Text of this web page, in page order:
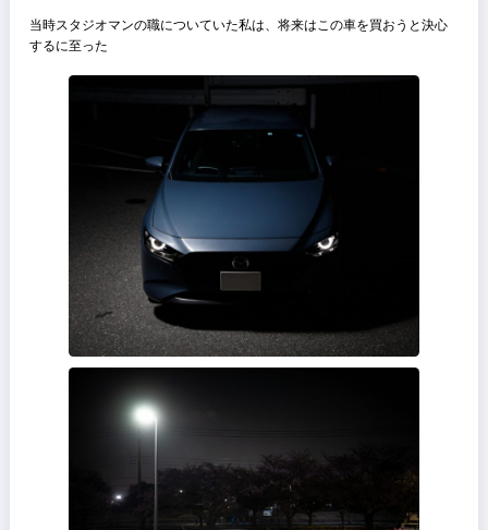
ホイールやミラー、ヘッドライト等は異なるものの、そのスタイルは
2017年のモーターショーで見た時と同じ印象だった
当たり前だが、コンセプトモデルとはあくまでもコンセプトに過ぎな
売り出すためには
製造ラインの都合やコストとの兼ね合い、法的基準などからデフォル
されて登場すると思っていただけに、MAZDA3の市販車登場は衝撃的
当時スタジオマンの職についていた私は、将来はこの車を買おうと決